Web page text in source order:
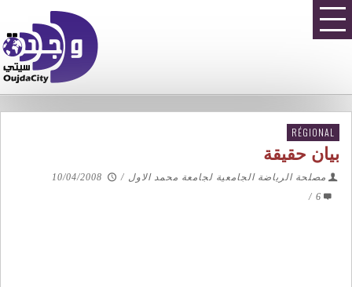
RÉGIONAL
بيان حقيقة
مصلحة الرياضة الجامعية لجامعة محمد الاول /
10/04/2008
6
/